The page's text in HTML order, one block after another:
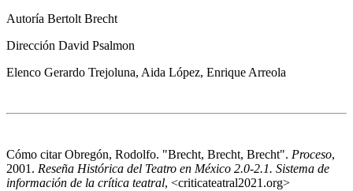
Autoría Bertolt Brecht
Dirección David Psalmon
Elenco Gerardo Trejoluna, Aida López, Enrique Arreola
Cómo citarObregón, Rodolfo. "Brecht, Brecht, Brecht". Proceso,
2001. Reseña Histórica del Teatro en México 2.0-2.1. Sistema de
información de la crítica teatral, <criticateatral2021.org>